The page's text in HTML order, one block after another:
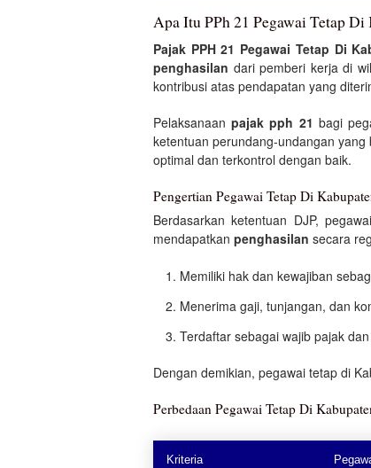
Apa Itu PPh 21 Pegawai Tetap Di
Pajak PPH 21 Pegawai Tetap Di
penghasilan dari pemberi kerja di
kontribusi atas pendapatan yang
Pelaksanaanpajak pph 21 bagi
ketentuan perundang-undangan
optimal dan terkontrol dengan baik.
Pengertian Pegawai Tetap Di
Berdasarkan ketentuan DJP,
mendapatkan penghasilan secara
Memiliki hak dan kewajiban
Menerima gaji, tunjangan, dan
Terdaftar sebagai wajib pajak
Dengan demikian, pegawai tetap di
Perbedaan Pegawai Tetap Di
Kriteria